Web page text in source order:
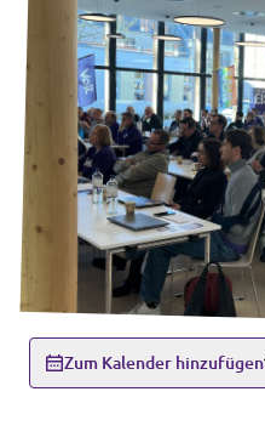
Zum Kalender hinzufügen